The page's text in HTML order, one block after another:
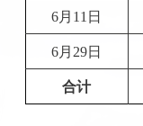
6月11日
6月29日
合计